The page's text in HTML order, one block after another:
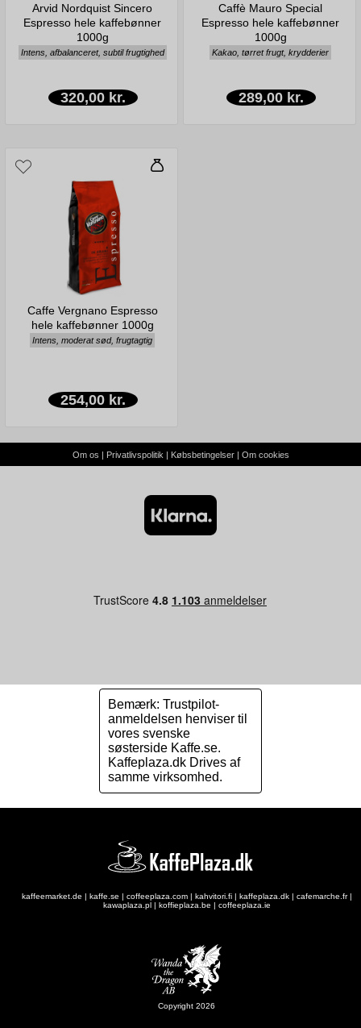
Arvid Nordquist Sincero
Espresso hele kaffebønner
1000g
Intens, afbalanceret, subtil frugtighed
320,00 kr.
Caffè Mauro Special
Espresso hele kaffebønner
1000g
Kakao, tørret frugt, krydderier
289,00 kr.
Caffe Vergnano Espresso
hele kaffebønner 1000g
Intens, moderat sød, frugtagtig
254,00 kr.
Om os | Privatlivspolitik | Købsbetingelser| Om cookies
Bemærk: Trustpilot-
anmeldelsen henviser til
vores svenske
søsterside Kaffe.se.
Kaffeplaza.dk Drives af
samme virksomhed.
kaffeemarket.de kaffe.se coffeeplaza.com| kahvitori.fi| kaffeplaza.dk| cafemarche.fr|
kawaplaza.pl
koffieplaza.be coffeeplaza.ie
Copyright 2026